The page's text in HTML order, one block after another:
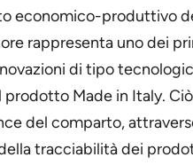
economico-produttivo
rappresenta uno dei
di tipo
Made in Italy.
del comparto,
tracciabilità dei